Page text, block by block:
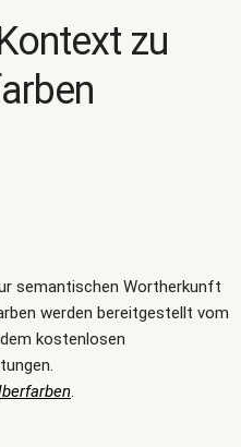
zu
semantischen Wortherkunft
werden bereitgestellt vom
kostenlosen
.